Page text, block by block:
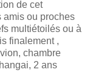
de cet
amis ou proches
multiétoilés ou à
finalement ,
chambre
2 ans